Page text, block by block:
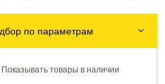
по параметрам
Показывать товары в наличии